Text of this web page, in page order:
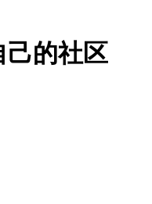
己的社区